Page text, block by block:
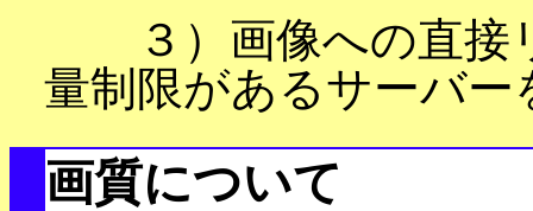
３）画像への直接
量制限があるサーバ
画質について